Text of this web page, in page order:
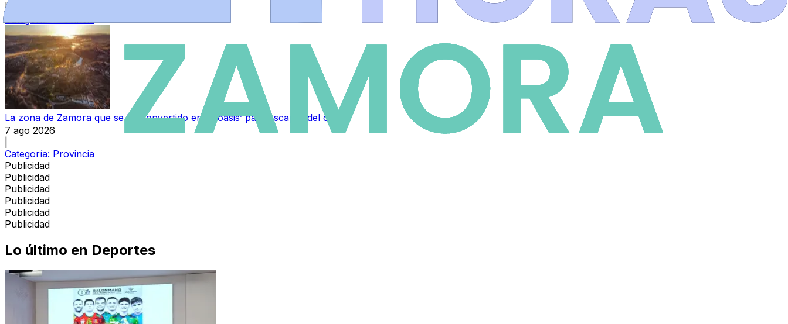
|
Categoría:Provincia
La zona de Zamora que se ha convertido en el ‘oasis’ para escapar del calor
7 ago 2026
Categoría: Provincia
Publicidad
Publicidad
Publicidad
Publicidad
Publicidad
Publicidad
Lo último en Deportes